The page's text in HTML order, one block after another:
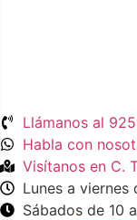
Llámanos al
Habla con
Visítanos en C.
Lunes a viernes
Sábados de 10